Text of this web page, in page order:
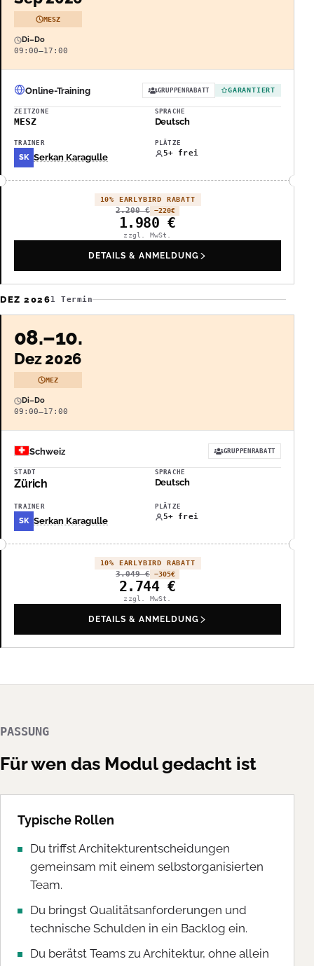
MESZ
Di–Do
09:00–17:00
Online-Training GRUPPENRABATT GARANTIERT
ZEITZONE
MESZ
SPRACHE
Deutsch
TRAINER
SK Serkan Karagulle
PLÄTZE
5+ frei
10% EARLYBIRD RABATT
2.200€ −220€
1.980€
zzgl. MwSt.
DETAILS & ANMELDUNG
DEZ 20261 Termin
08.–10.
Dez 2026
MEZ
Di–Do
09:00–17:00
Schweiz GRUPPENRABATT
STADT
Zürich
SPRACHE
Deutsch
TRAINER
SK Serkan Karagulle
PLÄTZE
5+ frei
10% EARLYBIRD RABATT
3.049€ −305€
2.744€
zzgl. MwSt.
DETAILS & ANMELDUNG
PASSUNG
Für wen das Modul gedacht ist
Typische Rollen
Du triffst Architekturentscheidungen
gemeinsam mit einem selbstorganisierten
Team.
Du bringst Qualitätsanforderungen und
technische Schulden in ein Backlog ein.
Du berätst Teams zu Architektur, ohne allein